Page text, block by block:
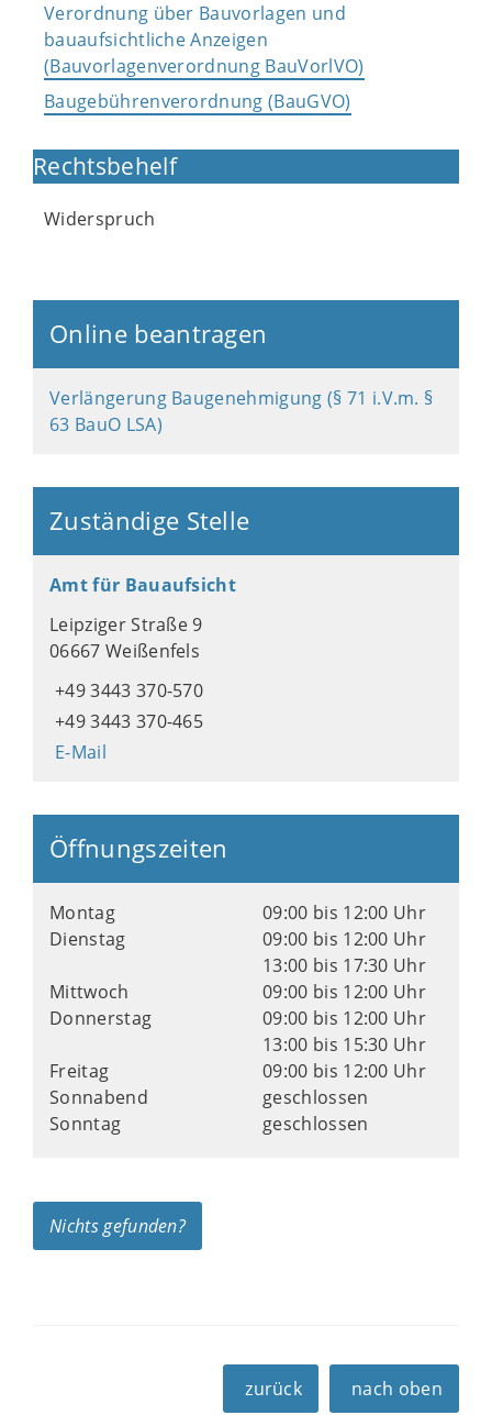
Verordnung über Bauvorlagen und
bauaufsichtliche Anzeigen
(Bauvorlagenverordnung BauVorlVO)
Baugebührenverordnung (BauGVO)
Rechtsbehelf
Widerspruch
Online beantragen
Verlängerung Baugenehmigung (§ 71 i.V.m. §
63 BauO LSA)
Zuständige Stelle
Amt für Bauaufsicht
Leipziger Straße 9
06667 Weißenfels
+49 3443 370-570
+49 3443 370-465
E-Mail
Öffnungszeiten
Montag
09:00 bis 12:00 Uhr
Dienstag
09:00 bis 12:00 Uhr
13:00 bis 17:30 Uhr
Mittwoch
09:00 bis 12:00 Uhr
Donnerstag
09:00 bis 12:00 Uhr
13:00 bis 15:30 Uhr
Freitag
09:00 bis 12:00 Uhr
Sonnabend
geschlossen
Sonntag
geschlossen
Nichts gefunden?
zurück nach oben